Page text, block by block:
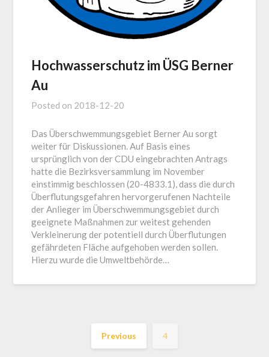
Hochwasserschutz im ÜSG Berner
Au
Posted on 2018-12-20
Das Überschwemmungsgebiet Berner Au sorgt
weiter für Diskussionen. Auf Basis eines
ursprünglich von der CDU eingebrachten Antrags
hatte die Bezirksversammlung im November
einstimmig beschlossen (20-4833.1), dass die durch
Überflutungsgefahren hervorgerufenen Nachteile
der Anlieger im Überschwemmungsgebiet durch
geeignete Maßnahmen zur weitest gehenden
Verkleinerung der potentiell durch Überflutungen
gefährdeten Fläche aufgehoben werden sollen.
Hierzu wurde die Umweltbehörde…
Previous 4